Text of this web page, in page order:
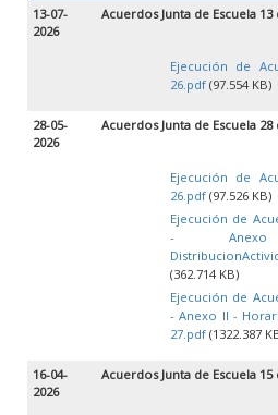
13-07-
2026
Acuerdos Junta de Escuela
Ejecución de
26.pdf (97.554 KB)
28-05-
2026
Acuerdos Junta de Escuela 28
Ejecución de
26.pdf (97.526 KB)
Ejecución de
-
(362.714 KB)
Ejecución de
- Anexo II -
27.pdf (1322.387
16-04-
2026
Acuerdos Junta de Escuela 15